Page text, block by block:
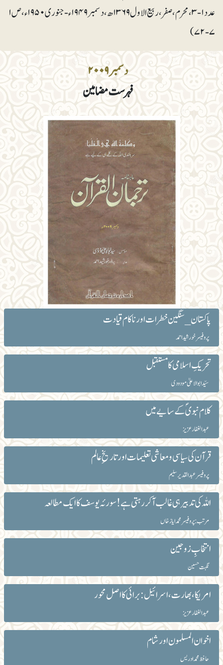
دسمبر ۲۰۰۹
فہرست مضامین
پاکستان _ سنگین خطرات اور ناکام قیادت
پروفیسر خورشید احمد
تحریکِ اسلامی کا مستقبل
سیّد ابوالاعلیٰ مودودی
کلام نبویؐ کے سایے میں
عبد الغفار عزیز
قرآن کی سیاسی و معاشی تعلیمات اور تاریخِ عالم
پروفیسر عبدالقدیرسلیم
اللہ کی تدبیر ہی غالب آکر رہتی ہے! سورئہ یوسف کا ایک مطالعہ
مرتب : پروفیسر محمد ایاز خاں
انتخابِ زوجین
نگہت حسین
امریکا ، بھارت ، اسرائیل : برائی کا اصل محور
عبد الغفار عزیز
اخوان المسلمون اور شام
حافظ محمد ادریس
عدد ۱-۳، محرم، صفر، ربیع الاول ۱۳۶۹ھ، دسمبر ۱۹۴۹ء- جنوری ۱۹۵۰ء، ص۱
۷-۷۲)